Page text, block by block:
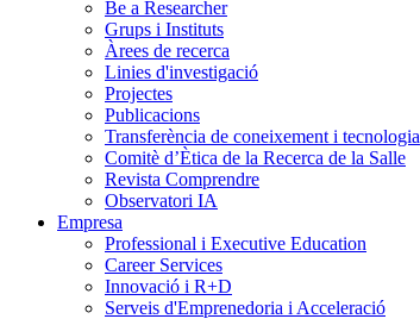
Be a Researcher
Grups i Instituts
Àrees de recerca
Linies d'investigació
Projectes
Publicacions
Transferència de coneixement i tecnologia
Comitè d’Ètica de la Recerca de la Salle
Revista Comprendre
Observatori IA
Empresa
Professional i Executive Education
Career Services
Innovació i R+D
Serveis d'Emprenedoria i Acceleració